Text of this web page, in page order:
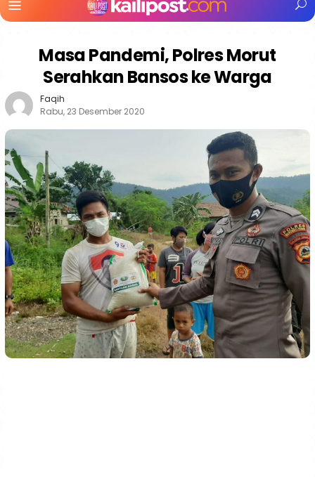
Mobile
Masa Pandemi, Polres Morut
Serahkan Bansos ke Warga
Faqih
Rabu, 23 Desember 2020